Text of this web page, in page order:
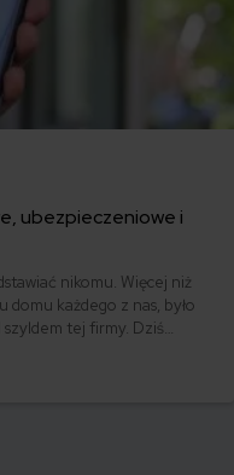
ubezpieczeniowe i
nikomu. Więcej niż
każdego z nas, było
tej firmy. Dziś
ubezpieczeniowe i